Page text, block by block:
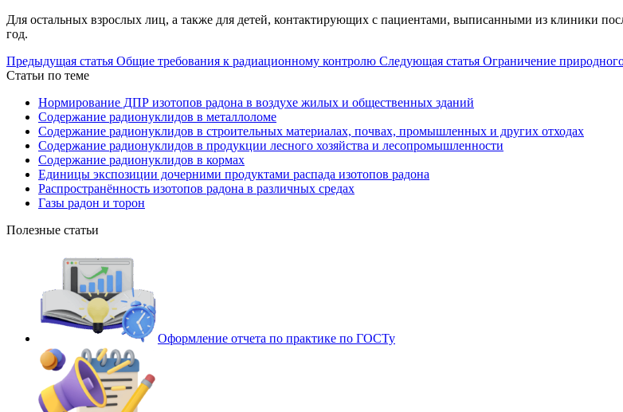
Для остальных взрослых лиц, а также для детей, контактирующих с пациентами, выписанными из клиники
год.
Предыдущая статья Общие требования к радиационному контролю Следующая статья Ограничение
Статьи по теме
Нормирование ДПР изотопов радона в воздухе жилых и общественных зданий
Содержание радионуклидов в металлоломе
Содержание радионуклидов в строительных материалах, почвах, промышленных и других отходах
Содержание радионуклидов в продукции лесного хозяйства и лесопромышленности
Содержание радионуклидов в кормах
Единицы экспозиции дочерними продуктами распада изотопов радона
Распространённость изотопов радона в различных средах
Газы радон и торон
Полезные статьи
Оформление отчета по практике по ГОСТу